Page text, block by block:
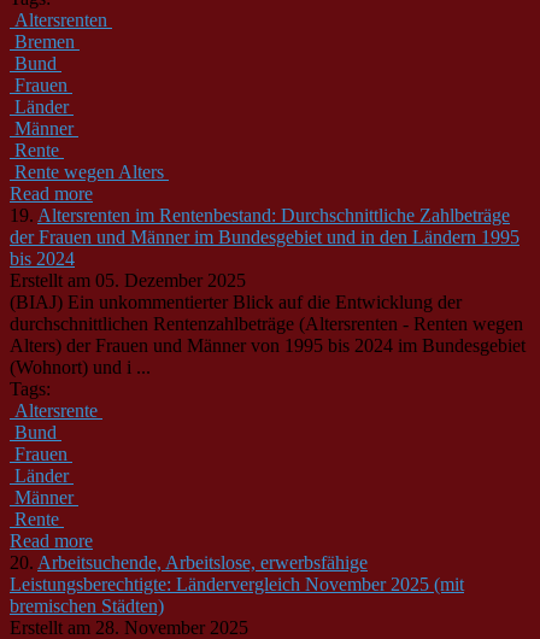
Altersrenten
Bremen
Bund
Frauen
Länder
Männer
Rente
Rente wegen Alters
Read more
19. Altersrenten im Rentenbestand: Durchschnittliche Zahlbeträge
der Frauen und Männer im Bundesgebiet und in den Ländern 1995
bis 2024
Erstellt am 05. Dezember 2025
(BIAJ) Ein unkommentierter Blick auf die Entwicklung der
durchschnittlichen Rentenzahlbeträge (Altersrenten - Renten wegen
Alters) der Frauen und Männer von 1995 bis 2024 im Bundesgebiet
(Wohnort) und i ...
Tags:
Altersrente
Bund
Frauen
Länder
Männer
Rente
Read more
20. Arbeitsuchende, Arbeitslose, erwerbsfähige
Leistungsberechtigte: Ländervergleich November 2025 (mit
bremischen Städten)
Erstellt am 28. November 2025